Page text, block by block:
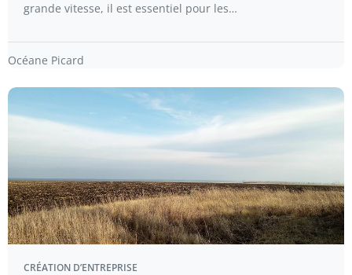
grande vitesse, il est essentiel pour les…
Océane Picard
CRÉATION D’ENTREPRISE